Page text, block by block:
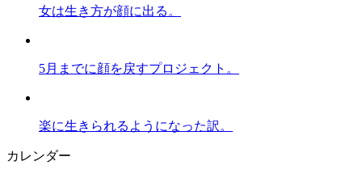
女は生き方が顔に出る。
5月までに顔を戻すプロジェクト。
楽に生きられるようになった訳。
カレンダー